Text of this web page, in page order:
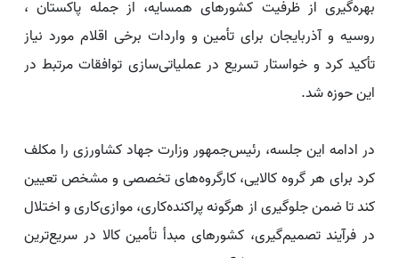
بهره‌گیری از ظرفیت کشورهای همسایه، از جمله پاکستان ،
روسیه و آذربایجان برای تأمین و واردات برخی اقلام مورد نیاز
تأکید کرد و خواستار تسریع در عملیاتی‌سازی توافقات مرتبط در
این حوزه شد.
در ادامه این جلسه، رئیس‌جمهور وزارت جهاد کشاورزی را مکلف
کرد برای هر گروه کالایی، کارگروه‌های تخصصی و مشخص تعیین
کند تا ضمن جلوگیری از هرگونه پراکنده‌کاری، موازی‌کاری و اختلال
در فرآیند تصمیم‌گیری، کشورهای مبدأ تأمین کالا در سریع‌ترین